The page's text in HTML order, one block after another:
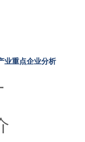
业重点企业分析